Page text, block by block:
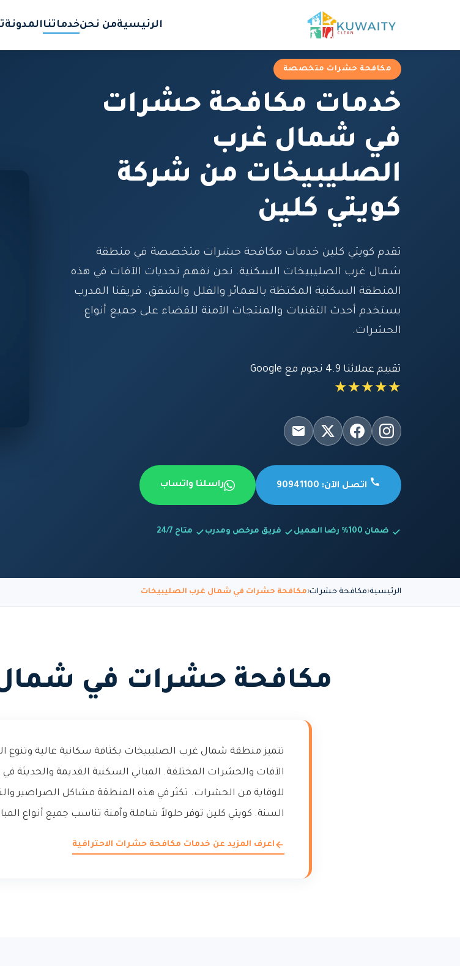
الرئيسيةمن نحنخدماتناالمدونة
مكافحة حشرات متخصصة
خدمات مكافحة حشرات
في شمال غرب
الصليبيخات من شركة
كويتي كلين
تقدم كويتي كلين خدمات مكافحة حشرات متخصصة في منطقة
شمال غرب الصليبيخات السكنية. نحن نفهم تحديات الآفات في هذه
المنطقة السكنية المكتظة بالعمائر والفلل والشقق. فريقنا المدرب
يستخدم أحدث التقنيات والمنتجات الآمنة للقضاء على جميع أنواع
الحشرات.
تقييم عملائنا 4.9 نجوم مع Google
★★★★★
اتصل الآن: 90941100 راسلنا واتساب
ضمان 100% رضا العميل فريق مرخص ومدرب متاح 24/7
الرئيسية مكافحة حشرات مكافحة حشرات في شمال غرب الصليبيخات
مكافحة حشرات في
تتميز منطقة شمال غرب الصليبيخات بكثافة سكانية عالية وتنوع
الآفات والحشرات المختلفة. المباني السكنية القديمة والحديثة
للوقاية من الحشرات. تكثر في هذه المنطقة مشاكل الصراصير
السنة. كويتي كلين توفر حلولاً شاملة وآمنة تناسب جميع أنواع
اعرف المزيد عن خدمات مكافحة حشرات الاحترافية